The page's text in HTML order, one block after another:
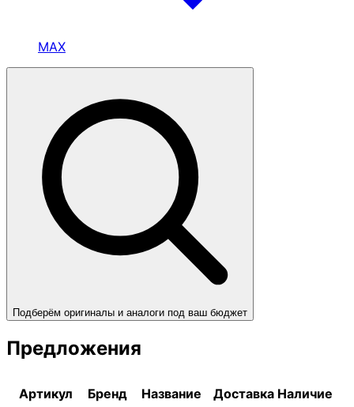
MAX
Подберём оригиналы и аналоги под ваш бюджет
Предложения
Артикул Бренд Название Доставка Наличие